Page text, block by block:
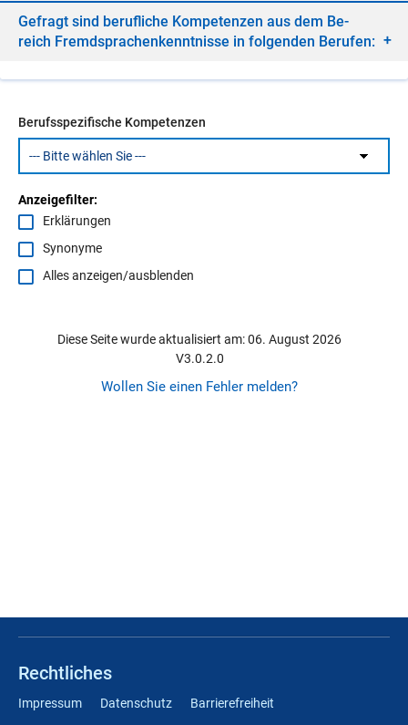
Ge­fragt sind be­ruf­li­che Kom­pe­ten­zen aus dem Be­
reich Fremd­spra­chen­kennt­nis­se in fol­gen­den Be­ru­fen:
Berufsspezifische Kompetenzen
Anzeigefilter:
Erklärungen
Synonyme
Alles anzeigen/ausblenden
Diese Seite wurde aktualisiert am: 06. August 2026
V3.0.2.0
Wollen Sie einen Fehler melden?
Rechtliches
Impressum Datenschutz Barrierefreiheit